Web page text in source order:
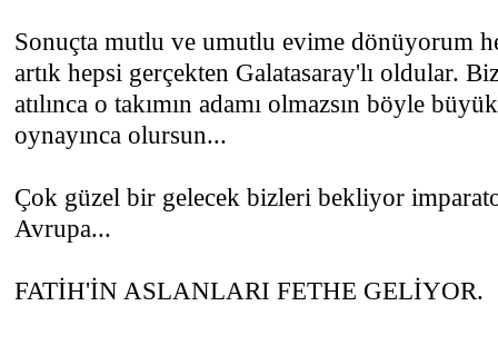
Sonuçta mutlu ve umutlu evime dönüyorum
artık hepsi gerçekten Galatasaray'lı oldular.
atılınca o takımın adamı olmazsın böyle
oynayınca olursun...
Çok güzel bir gelecek bizleri bekliyor
Avrupa...
FATİH'İN ASLANLARI FETHE GELİYOR.